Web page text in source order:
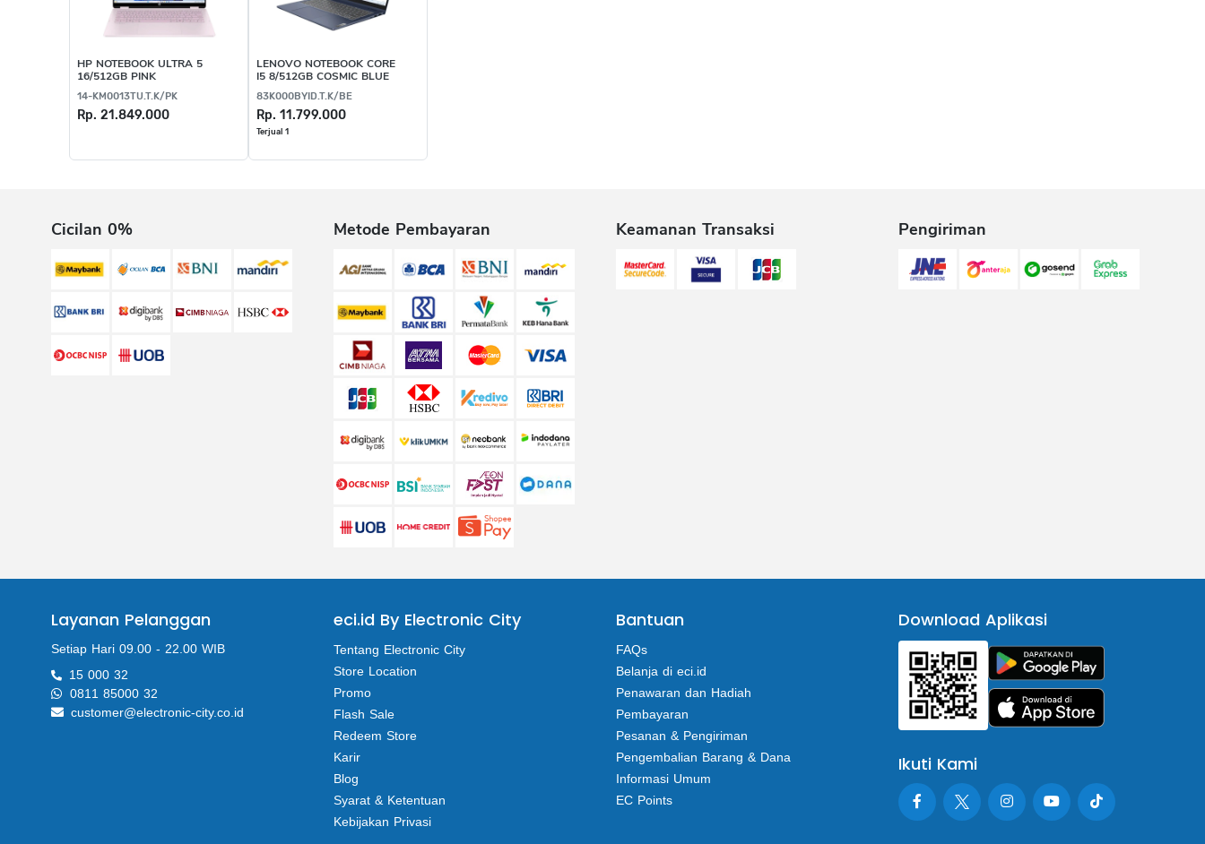
HP NOTEBOOK ULTRA 5
16/512GB PINK
14-KM0013TU.T.K/PK
Rp. 21.849.000
LENOVO NOTEBOOK CORE
I5 8/512GB COSMIC BLUE
83K000BYID.T.K/BE
Rp. 11.799.000
Terjual 1
Cicilan 0% Metode Pembayaran Keamanan Transaksi Pengiriman
Layanan Pelanggan
Setiap Hari 09.00 - 22.00 WIB
15 000 32
0811 85000 32
customer@electronic-city.co.id
eci.id By Electronic City
Tentang Electronic City
Store Location
Promo
Flash Sale
Redeem Store
Karir
Blog
Syarat & Ketentuan
Kebijakan Privasi
Bantuan
FAQs
Belanja di eci.id
Penawaran dan Hadiah
Pembayaran
Pesanan & Pengiriman
Pengembalian Barang & Dana
Informasi Umum
EC Points
Download Aplikasi
Ikuti Kami